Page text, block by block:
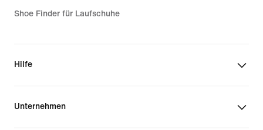
Shoe Finder für Laufschuhe
Hilfe
Unternehmen